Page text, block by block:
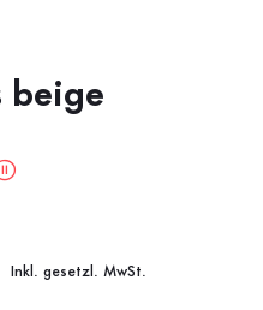
beige
Inkl. gesetzl. MwSt.